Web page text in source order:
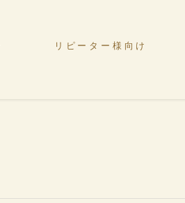
リピーター様向け